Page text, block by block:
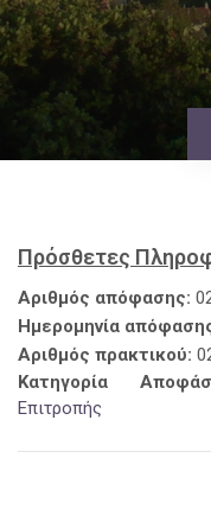
Πρόσθετες
Αριθμός απόφασης:
Ημερομηνία
Αριθμός πρακτικού:
Κατηγορία
Επιτροπής